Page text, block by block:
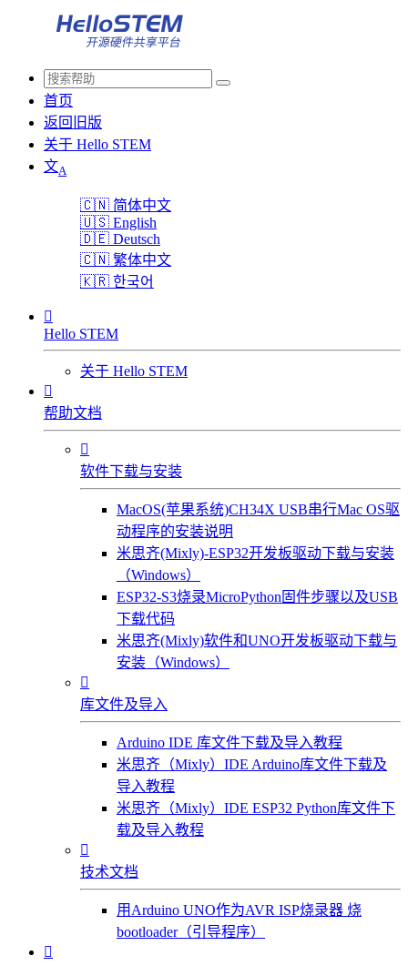
首页
返回旧版
关于 Hello STEM
文A
🇨🇳 简体中文
🇺🇸 English
🇩🇪 Deutsch
🇨🇳 繁体中文
🇰🇷 한국어

Hello STEM
关于 Hello STEM

帮助文档

软件下载与安装
MacOS(苹果系统)CH34X USB串行Mac OS驱
动程序的安装说明
米思齐(Mixly)-ESP32开发板驱动下载与安装
（Windows）
ESP32-S3烧录MicroPython固件步骤以及USB
下载代码
米思齐(Mixly)软件和UNO开发板驱动下载与
安装（Windows）

库文件及导入
Arduino IDE 库文件下载及导入教程
米思齐（Mixly）IDE Arduino库文件下载及
导入教程
米思齐（Mixly）IDE ESP32 Python库文件下
载及导入教程

技术文档
用Arduino UNO作为AVR ISP烧录器 烧
bootloader（引导程序）
